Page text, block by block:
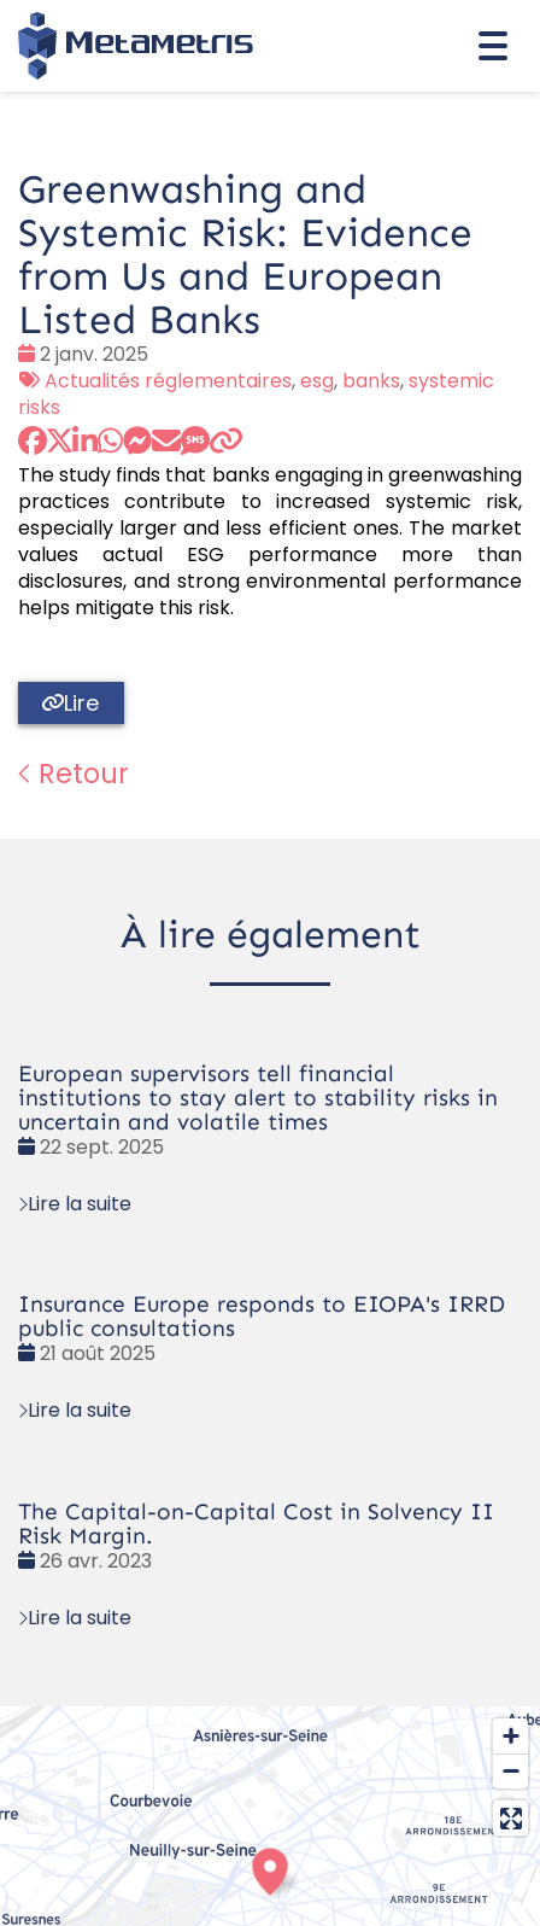
Greenwashing and
Systemic Risk: Evidence
from Us and European
Listed Banks
Date
:
2 janv. 2025
Tags
:
Actualités réglementaires,esg, banks,systemic
risks
The study finds that banks engaging in greenwashing
practices contribute to increased systemic risk,
especially larger and less efficient ones. The market
values actual ESG performance more than
disclosures, and strong environmental performance
helps mitigate this risk.
Lire
Retour
À lire également
European supervisors tell financial
institutions to stay alert to stability risks in
uncertain and volatile times
Date
22 sept. 2025
Lire la suite
Insurance Europe responds to EIOPA's IRRD
public consultations
Date
21 août 2025
Lire la suite
The Capital-on-Capital Cost in Solvency II
Risk Margin.
Date
26 avr. 2023
Lire la suite